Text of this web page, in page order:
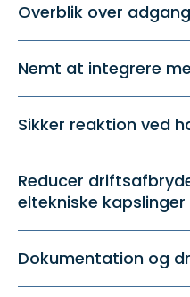
Overblik over
Nemt at integrere
Sikker reaktion ved
Reducer
eltekniske kapslinger
Dokumentation og